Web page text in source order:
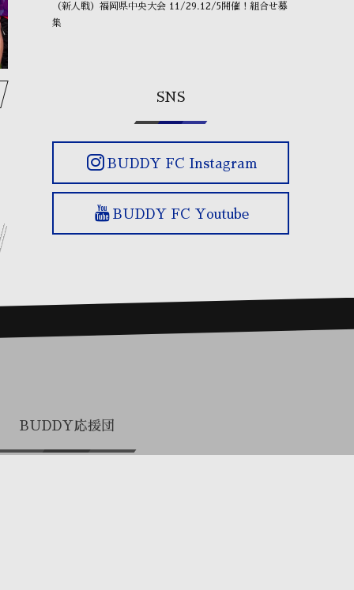
（新人戦）福岡県中央大会 11/29.12/5開催！組合せ募
集
SNS
BUDDY FC Instagram
BUDDY FC Youtube
BUDDY応援団